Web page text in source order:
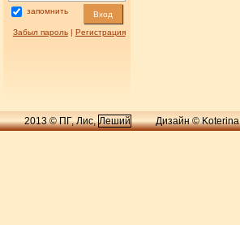
запомнить Вход
Забыл пароль| Регистрация
2013 © ПГ, Лис,Леший Дизайн © Koterina